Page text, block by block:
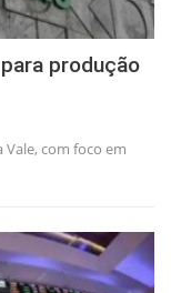
produção
Vale, com foco em